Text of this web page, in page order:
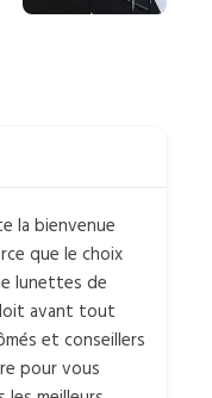
la bienvenue
que le choix
lunettes de
avant tout
et conseillers
pour vous